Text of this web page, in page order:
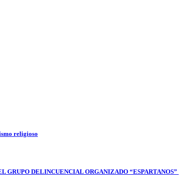
religioso
GRUPO DELINCUENCIAL ORGANIZADO “ESPARTANOS”